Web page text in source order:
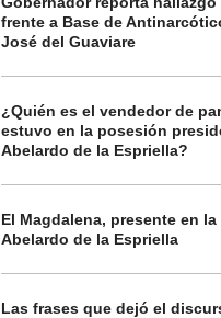
frente a Base de
José del Guaviare
¿Quién es el vendedor de
estuvo en la posesión
Abelardo de la Espriella?
El Magdalena, presente en
Abelardo de la Espriella
Las frases que dejó el